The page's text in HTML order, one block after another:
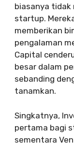
biasanya
startup.
memberikan
pengalaman
Capital
besar dalam
sebanding
tanamkan.
Singkatnya,
pertama bagi
sementara